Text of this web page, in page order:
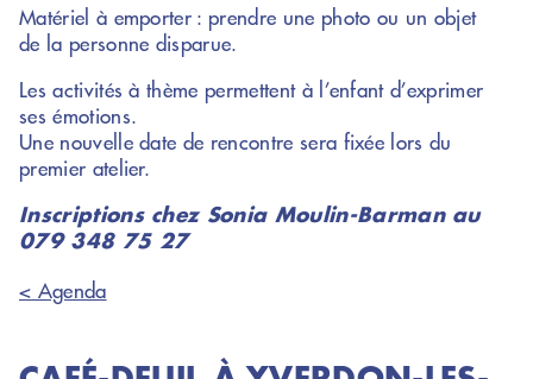
Matériel à emporter : prendre une photo ou un objet
de la personne disparue.
Les activités à thème permettent à l’enfant d’exprimer
ses émotions.
Une nouvelle date de rencontre sera fixée lors du
premier atelier.
Inscriptions chez Sonia Moulin-Barman au
079 348 75 27
< Agenda